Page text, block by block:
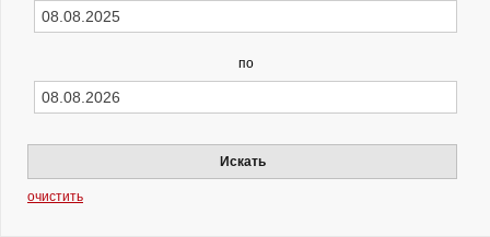
по
Искать
очистить